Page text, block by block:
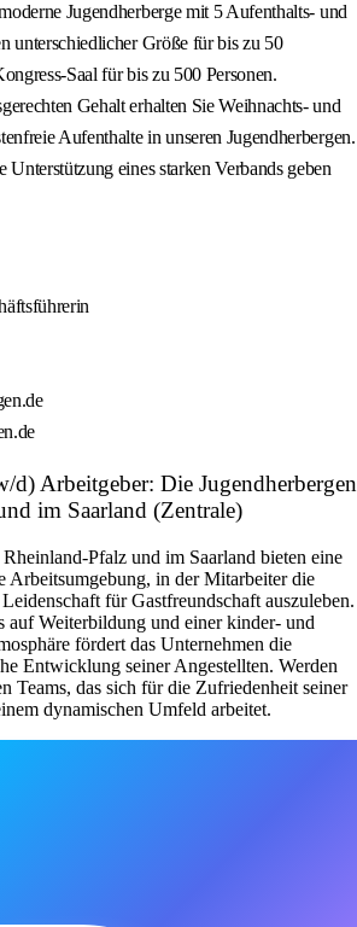
Jugendherberge mit 5 Aufenthalts- und
unterschiedlicher Größe für bis zu 50
Saal für bis zu 500 Personen.
Gehalt erhalten Sie Weihnachts- und
Aufenthalte in unseren Jugendherbergen.
eines starken Verbands geben
d) Arbeitgeber: Die Jugendherbergen
im Saarland (Zentrale)
Pfalz und im Saarland bieten eine
Arbeitsumgebung, in der Mitarbeiter die
für Gastfreundschaft auszuleben.
auf Weiterbildung und einer kinder- und
fördert das Unternehmen die
Entwicklung seiner Angestellten. Werden
Teams, das sich für die Zufriedenheit seiner
dynamischen Umfeld arbeitet.